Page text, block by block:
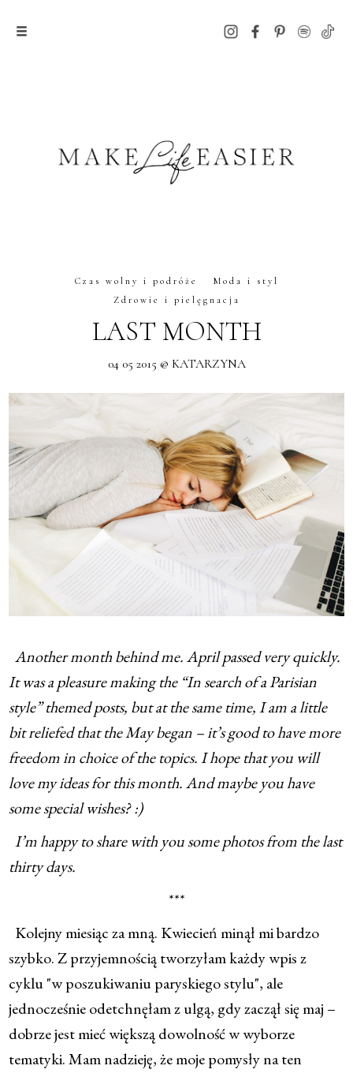
Czas wolny i podróże
Moda i styl
Zdrowie i pielęgnacja
LAST MONTH
04 05 2015 @ KATARZYNA
Another month behind me. April passed very quickly.
It was a pleasure making the “In search of a Parisian
style” themed posts, but at the same time, I am a little
bit reliefed that the May began – it’s good to have more
freedom in choice of the topics. I hope that you will
love my ideas for this month. And maybe you have
some special wishes? :)
I’m happy to share with you some photos from the last
thirty days.
***
Kolejny miesiąc za mną. Kwiecień minął mi bardzo
szybko. Z przyjemnością tworzyłam każdy wpis z
cyklu "w poszukiwaniu paryskiego stylu", ale
jednocześnie odetchnęłam z ulgą, gdy zaczął się maj –
dobrze jest mieć większą dowolność w wyborze
tematyki. Mam nadzieję, że moje pomysły na ten